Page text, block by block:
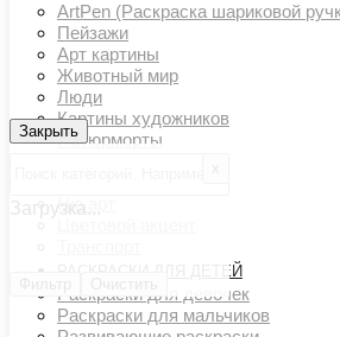
ArtPen (Раскраска шариковой
Пейзажи
Арт картины
Животный мир
Люди
Картины художников
Натюрморты
Ню арт
РАСКРАСКИ ДЛЯ ДЕТЕЙ
Раскраски для девочек
Раскраски для мальчиков
Закрыть
Закрыть
Загрузка...